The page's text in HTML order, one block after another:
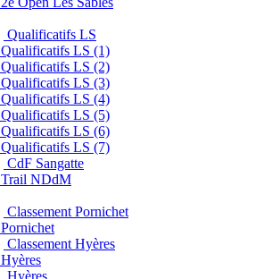
Qualificatifs LS
Qualificatifs LS (1)
Qualificatifs LS (2)
Qualificatifs LS (3)
Qualificatifs LS (4)
Qualificatifs LS (5)
Qualificatifs LS (6)
Qualificatifs LS (7)
CdF Sangatte
Trail NDdM
Classement Pornichet
Pornichet
Classement Hyères
Hyères
Hyères